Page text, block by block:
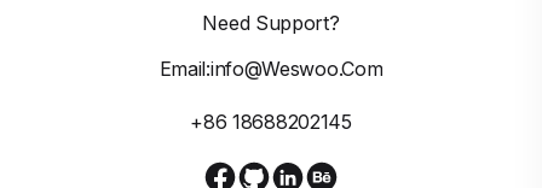
Need Support?
Email:info@weswoo.com
+86 18688202145